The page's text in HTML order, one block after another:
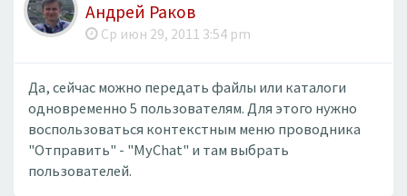
Андрей Раков
Ср июн 29, 2011 3:54 pm
Да, сейчас можно передать файлы или каталоги
одновременно 5 пользователям. Для этого нужно
воспользоваться контекстным меню проводника
"Отправить" - "MyChat" и там выбрать
пользователей.